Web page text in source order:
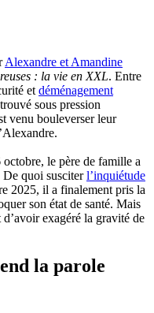
Alexandre et Amandine
: la vie en XXL. Entre
etdéménagement
sous pression
venu bouleverser leur
le père de famille a
De quoi susciterl’inquiétude
2025, il a finalement pris la
son état de santé. Mais
exagéré la gravité de
la parole